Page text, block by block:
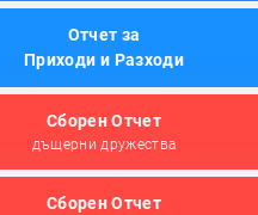
Отчет за
Приходи и Разходи
Сборен Отчет
дъщерни дружества
Сборен Отчет